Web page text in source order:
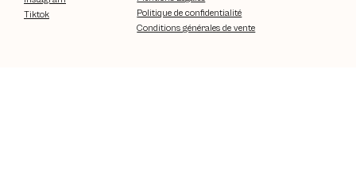
Tiktok
Politique de confidentialité
Conditions générales de vente